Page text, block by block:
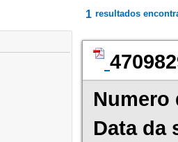
1 resultados
Numero
Data da